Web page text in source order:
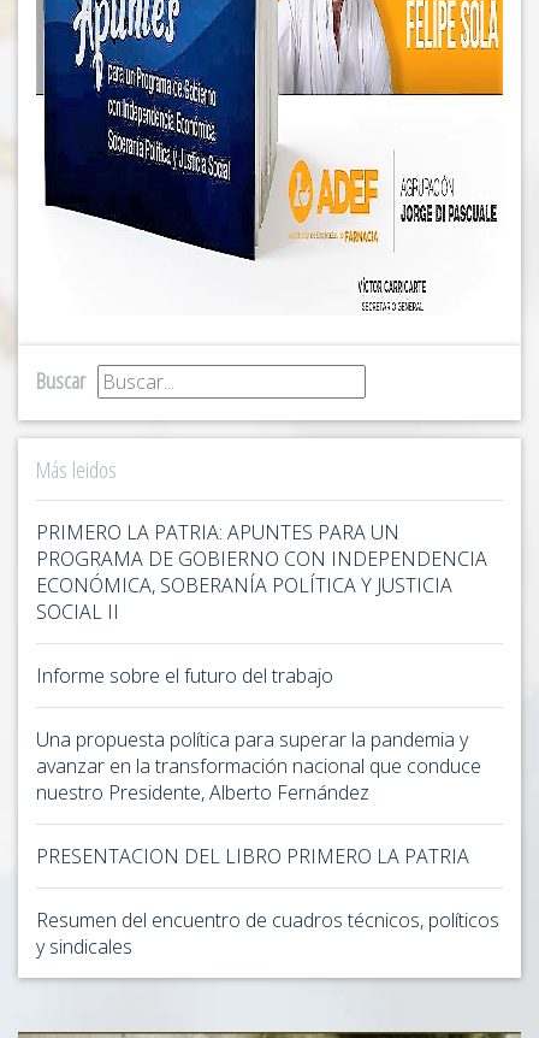
Buscar
Más leidos
PRIMERO LA PATRIA: APUNTES PARA UN
PROGRAMA DE GOBIERNO CON INDEPENDENCIA
ECONÓMICA, SOBERANÍA POLÍTICA Y JUSTICIA
SOCIAL II
Informe sobre el futuro del trabajo
Una propuesta política para superar la pandemia y
avanzar en la transformación nacional que conduce
nuestro Presidente, Alberto Fernández
PRESENTACION DEL LIBRO PRIMERO LA PATRIA
Resumen del encuentro de cuadros técnicos, políticos
y sindicales